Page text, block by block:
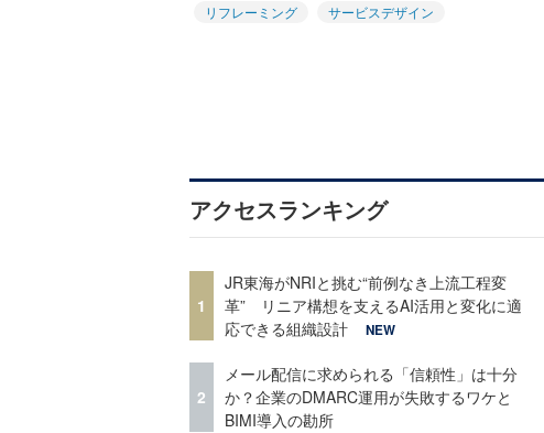
リフレーミング
サービスデザイン
アクセスランキング
1
JR東海がNRIと挑む“前例なき上流工程変
革” リニア構想を支えるAI活用と変化に適
応できる組織設計
NEW
2
メール配信に求められる「信頼性」は十分
か？企業のDMARC運用が失敗するワケと
BIMI導入の勘所